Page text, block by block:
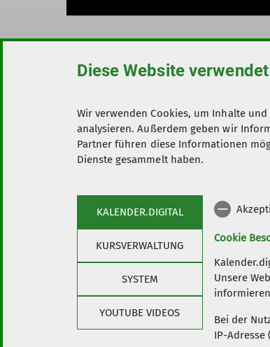
Alpenverein Darmstadt
Diese Website
Wir verwenden Cookies, um Inhalte
analysieren. Außerdem geben wir
Partner führen diese Informationen
Dienste gesammelt haben.
KALENDER.DIGITAL
KURSVERWALTUNG
SYSTEM
YOUTUBE VIDEOS
Cookie
Unsere
Bei der
IP-